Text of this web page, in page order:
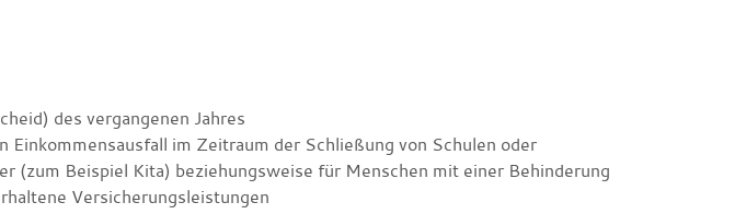
des vergangenen Jahres
Einkommensausfall im Zeitraum der Schließung von Schulen oder
(zum Beispiel Kita) beziehungsweise für Menschen mit einer Behinderung
Versicherungsleistungen